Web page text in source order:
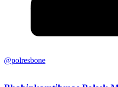
@polresbone